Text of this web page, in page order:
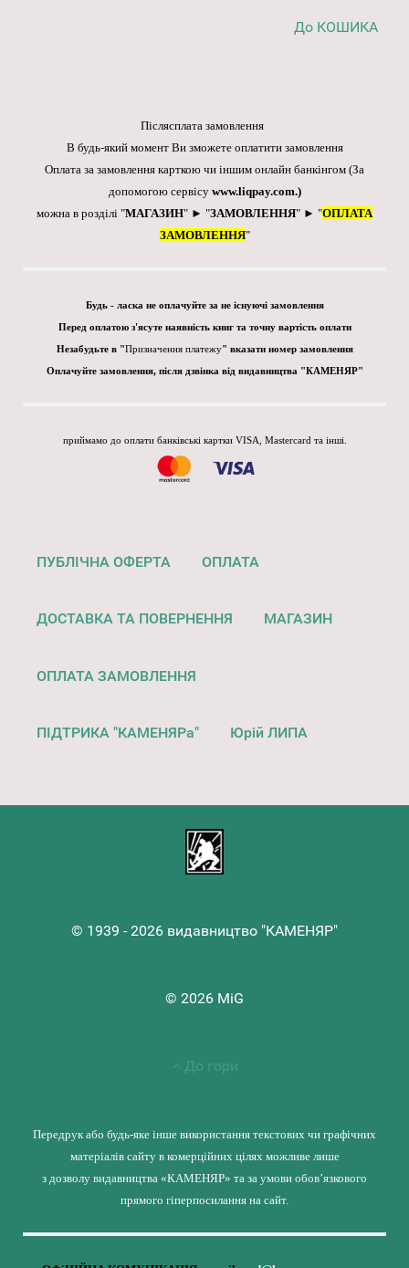
До КОШИКА
Післясплата замовлення
В будь-який момент Ви зможете оплатити замовлення
Оплата за замовлення карткою чи іншим онлайн банкінгом (За
допомогою сервісу www.liqpay.com.)
можна в розділі "МАГАЗИН" ► "ЗАМОВЛЕННЯ" ► "ОПЛАТА
ЗАМОВЛЕННЯ"
Будь - ласка не оплачуйте за не існуючі замовлення
Перед оплатою з'ясуте наявність книг та точну вартість оплати
Незабудьте в "Призначення платежу" вказати номер замовлення
Оплачуйте замовлення, після дзвінка від видавництва "КАМЕНЯР"
приймамо до оплати банківські картки VISA, Mastercard та інші.
ПУБЛІЧНА ОФЕРТА ОПЛАТА
ДОСТАВКА ТА ПОВЕРНЕННЯ МАГАЗИН
ОПЛАТА ЗАМОВЛЕННЯ
ПІДТРИКА "КАМЕНЯРа" Юрій ЛИПА
© 1939 - 2026 видавництво "КАМЕНЯР"
© 2026 MiG
До гори
Передрук або будь-яке інше використання текстових чи графічних
матеріалів сайту в комерційних цілях можливе лише
з дозволу видавництва «КАМЕНЯР» та за умови обов’язкового
прямого гіперпосилання на сайт.